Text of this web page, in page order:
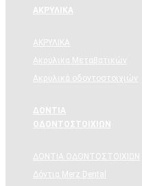
ΑΚΡΥΛΙΚΑ
ΑΚΡΥΛΙΚΑ
Ακρυλικα Μεταβατικών
Ακρυλικά οδοντοστοιχιών
ΔΟΝΤΙΑ
ΟΔΟΝΤΟΣΤΟΙΧΙΩΝ
ΔΟΝΤΙΑ ΟΔΟΝΤΟΣΤΟΙΧΙΩΝ
Δόντια Merz Dental